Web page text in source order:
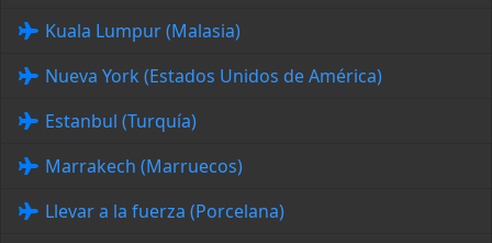
Kuala Lumpur (Malasia)
Nueva York (Estados Unidos de América)
Estanbul (Turquía)
Marrakech (Marruecos)
Llevar a la fuerza (Porcelana)